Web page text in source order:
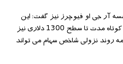
آر جی او فیوچرز نیز گفت: این
احتمال وجود دارد که قیمت طلا در کوتاه مدت تا سطح 1300 دلاری نیز
روند نزولی شاخص سهام می تواند